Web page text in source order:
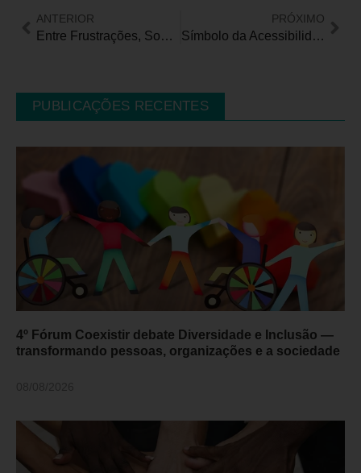
ANTERIOR
Entre Frustrações, Sonhos e Amor: os desafios silenciosos das mães atípicas
PRÓXIMO
Símbolo da Acessibilidade pode mudar? Entenda por que o CONADE é contrário à troca prevista no PL nº 2.199/2022
PUBLICAÇÕES RECENTES
4º Fórum Coexistir debate Diversidade e Inclusão —
transformando pessoas, organizações e a sociedade